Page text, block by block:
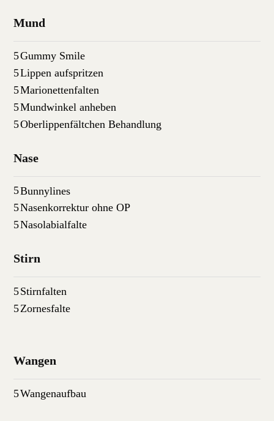
Mund
Gummy Smile
Lippen aufspritzen
Marionettenfalten
Mundwinkel anheben
Oberlippenfältchen Behandlung
Nase
Bunnylines
Nasenkorrektur ohne OP
Nasolabialfalte
Stirn
Stirnfalten
Zornesfalte
Wangen
Wangenaufbau